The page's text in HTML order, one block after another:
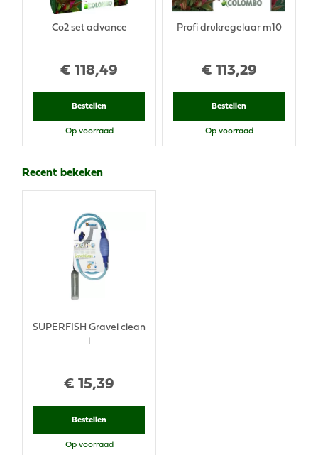
€ 118,49
Co2 set advance
Bestellen
Op voorraad
€ 113,29
Profi drukregelaar m10
Bestellen
Op voorraad
Recent bekeken
€ 15,39
SUPERFISH Gravel clean
Bestellen
Op voorraad